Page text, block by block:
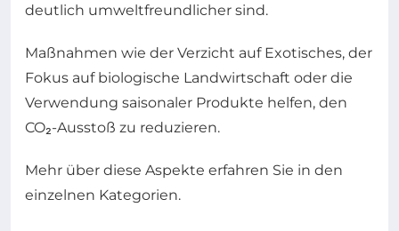
deutlich umweltfreundlicher sind.
Maßnahmen wie der Verzicht auf Exotisches, der
Fokus auf biologische Landwirtschaft oder die
Verwendung saisonaler Produkte helfen, den
CO₂-Ausstoß zu reduzieren.
Mehr über diese Aspekte erfahren Sie in den
einzelnen Kategorien.